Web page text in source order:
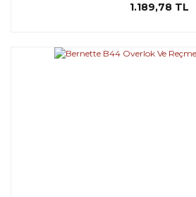
1.189,78 TL